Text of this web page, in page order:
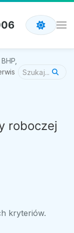
BHP,
roboczej
kryteriów.